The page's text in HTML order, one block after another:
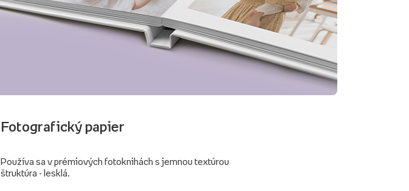
Fotografický papier
Používa sa v prémiových fotoknihách s jemnou textúrou
štruktúra - lesklá.